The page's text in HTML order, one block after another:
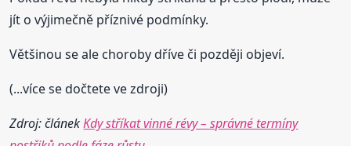
jít o výjimečně příznivé podmínky.
Většinou se ale choroby dříve či později objeví.
(...více se dočtete ve zdroji)
Zdroj: článekKdy stříkat vinné révy – správné termíny